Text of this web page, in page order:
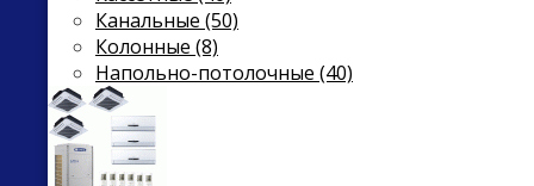
Канальные (50)
Колонные (8)
Напольно-потолочные (40)